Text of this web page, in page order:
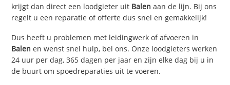
krijgt dan direct een loodgieter uit Balen aan de lijn. Bij ons
regelt u een reparatie of offerte dus snel en gemakkelijk!
Dus heeft u problemen met leidingwerk of afvoeren in
Balen en wenst snel hulp, bel ons. Onze loodgieters werken
24 uur per dag, 365 dagen per jaar en zijn elke dag bij u in
de buurt om spoedreparaties uit te voeren.